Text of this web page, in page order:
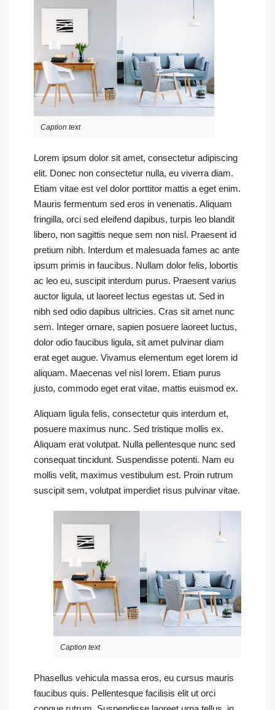
Caption text
Lorem ipsum dolor sit amet, consectetur adipiscing
elit. Donec non consectetur nulla, eu viverra diam.
Etiam vitae est vel dolor porttitor mattis a eget enim.
Mauris fermentum sed eros in venenatis. Aliquam
fringilla, orci sed eleifend dapibus, turpis leo blandit
libero, non sagittis neque sem non nisl. Praesent id
pretium nibh. Interdum et malesuada fames ac ante
ipsum primis in faucibus. Nullam dolor felis, lobortis
ac leo eu, suscipit interdum purus. Praesent varius
auctor ligula, ut laoreet lectus egestas ut. Sed in
nibh sed odio dapibus ultricies. Cras sit amet nunc
sem. Integer ornare, sapien posuere laoreet luctus,
dolor odio faucibus ligula, sit amet pulvinar diam
erat eget augue. Vivamus elementum eget lorem id
aliquam. Maecenas vel nisl lorem. Etiam purus
justo, commodo eget erat vitae, mattis euismod ex.
Aliquam ligula felis, consectetur quis interdum et,
posuere maximus nunc. Sed tristique mollis ex.
Aliquam erat volutpat. Nulla pellentesque nunc sed
consequat tincidunt. Suspendisse potenti. Nam eu
mollis velit, maximus vestibulum est. Proin rutrum
suscipit sem, volutpat imperdiet risus pulvinar vitae.
Caption text
Phasellus vehicula massa eros, eu cursus mauris
faucibus quis. Pellentesque facilisis elit ut orci